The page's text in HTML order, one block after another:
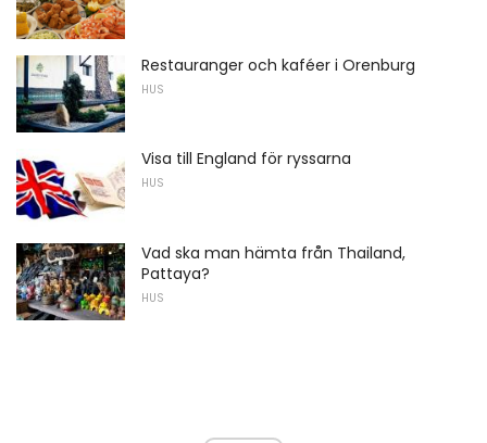
Restauranger och kaféer i Orenburg
HUS
Visa till England för ryssarna
HUS
Vad ska man hämta från Thailand,
Pattaya?
HUS